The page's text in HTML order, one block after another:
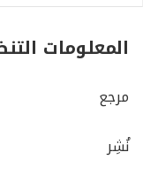
المعلومات
مرجع
نُشِر